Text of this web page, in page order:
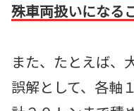
殊車両扱いになる
また、たとえば、
誤解として、各軸